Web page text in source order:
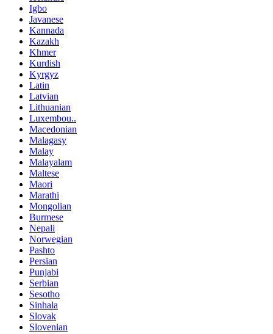
Igbo
Javanese
Kannada
Kazakh
Khmer
Kurdish
Kyrgyz
Latin
Latvian
Lithuanian
Luxembou..
Macedonian
Malagasy
Malay
Malayalam
Maltese
Maori
Marathi
Mongolian
Burmese
Nepali
Norwegian
Pashto
Persian
Punjabi
Serbian
Sesotho
Sinhala
Slovak
Slovenian